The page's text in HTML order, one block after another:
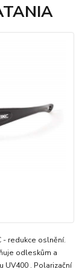
- redukce oslnění.
odleskům a
UV400 . Polarizační